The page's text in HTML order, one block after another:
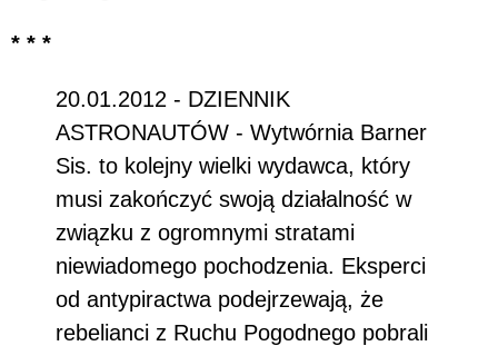
* * *
20.01.2012 - DZIENNIK
ASTRONAUTÓW - Wytwórnia Barner
Sis. to kolejny wielki wydawca, który
musi zakończyć swoją działalność w
związku z ogromnymi stratami
niewiadomego pochodzenia. Eksperci
od antypiractwa podejrzewają, że
rebelianci z Ruchu Pogodnego pobrali